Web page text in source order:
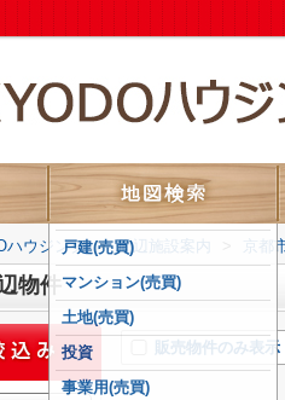
戸建(売買)
マンション(売買)
土地(売買)
投資
事業用(売買)
ハウジング > 周辺施設案内 京都
物件
販売物件のみ表示